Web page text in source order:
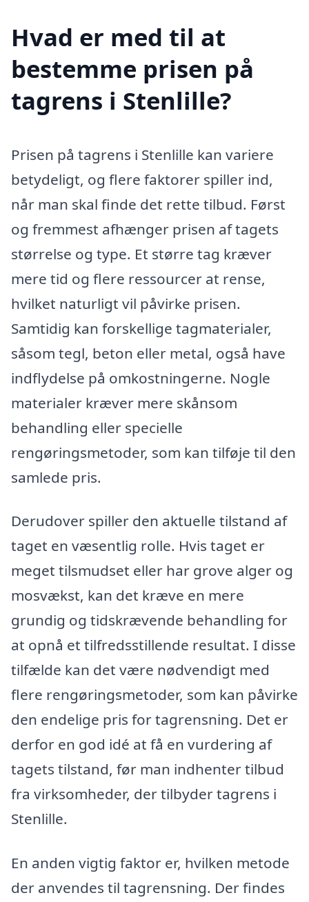
Hvad er med til at
bestemme prisen på
tagrens i Stenlille?
Prisen på tagrens i Stenlille kan variere
betydeligt, og flere faktorer spiller ind,
når man skal finde det rette tilbud. Først
og fremmest afhænger prisen af tagets
størrelse og type. Et større tag kræver
mere tid og flere ressourcer at rense,
hvilket naturligt vil påvirke prisen.
Samtidig kan forskellige tagmaterialer,
såsom tegl, beton eller metal, også have
indflydelse på omkostningerne. Nogle
materialer kræver mere skånsom
behandling eller specielle
rengøringsmetoder, som kan tilføje til den
samlede pris.
Derudover spiller den aktuelle tilstand af
taget en væsentlig rolle. Hvis taget er
meget tilsmudset eller har grove alger og
mosvækst, kan det kræve en mere
grundig og tidskrævende behandling for
at opnå et tilfredsstillende resultat. I disse
tilfælde kan det være nødvendigt med
flere rengøringsmetoder, som kan påvirke
den endelige pris for tagrensning. Det er
derfor en god idé at få en vurdering af
tagets tilstand, før man indhenter tilbud
fra virksomheder, der tilbyder tagrens i
Stenlille.
En anden vigtig faktor er, hvilken metode
der anvendes til tagrensning. Der findes